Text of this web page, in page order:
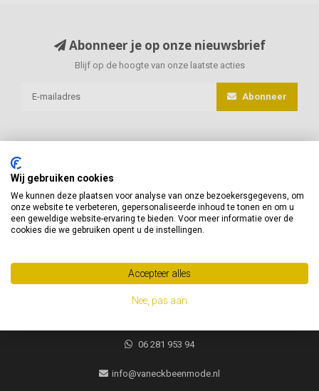
Abonneer je op onze nieuwsbrief
Blijf op de hoogte van onze laatste acties
Abonneer
van Eck Beenmode
Heeft u vragen of advies nodig, neem gerust contact met ons op!
1311 HK
Almere, Nederland
06 281 953 94
info@vaneckbeenmode.nl
Wij gebruiken cookies
We kunnen deze plaatsen voor analyse van onze bezoekersgegevens, om
onze website te verbeteren, gepersonaliseerde inhoud te tonen en om u
een geweldige website-ervaring te bieden. Voor meer informatie over de
cookies die we gebruiken opent u de instellingen.
Accepteer alles
Nee, pas aan